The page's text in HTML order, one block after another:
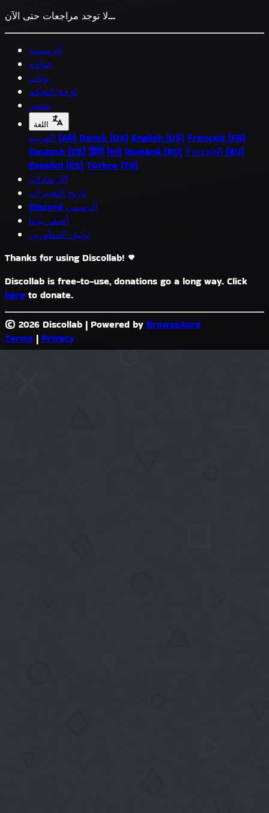
لا توجد مراجعات حتى الآن...
الرئيسية
خوادم
بوتات
لوحة التحكم
متميز
العربية (AR) Dansk (DA) English (US) Français (FR)
Deutsch (DE) हिंदी (HI) Română (RO) Русский (RU)
Español (ES) Türkçe (TR)
الإرشادات
تاريخ التغييرات
Discord الرسمي
أضف بوتنا
توثيق المطورين
Thanks for using Discollab!
Discollab is free-to-use, donations go a long way. Click
here to donate.
© 2026 Discollab | Powered by BrowseAura
Terms | Privacy